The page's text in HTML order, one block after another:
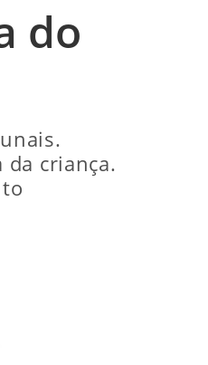
do
da criança.